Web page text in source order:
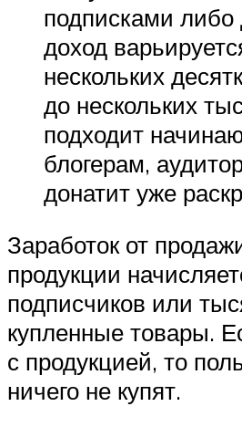
подписками либо
доход
нескольких
до нескольких
подходит
блогерам,
донатит уже
Заработок от
продукции
подписчиков или
купленные товары.
с продукцией, то
ничего не купят.